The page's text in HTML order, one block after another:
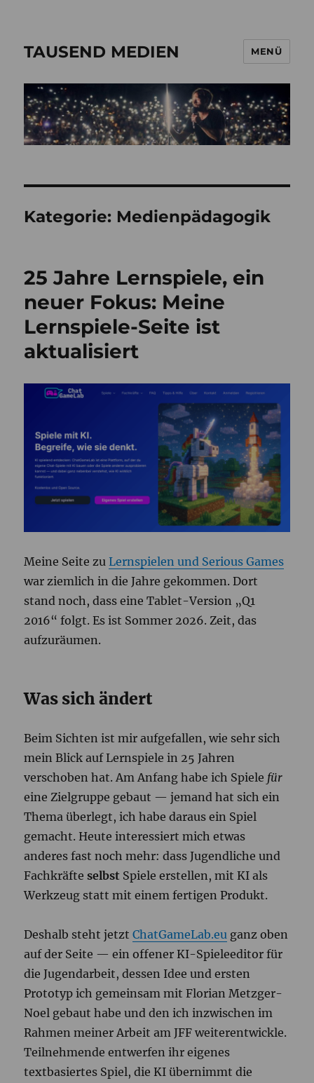
TAUSEND MEDIEN MENÜ
Kategorie: Medienpädagogik
25 Jahre Lernspiele, ein
neuer Fokus: Meine
Lernspiele-Seite ist
aktualisiert
Meine Seite zuLernspielen und Serious Games
war ziemlich in die Jahre gekommen. Dort
stand noch, dass eine Tablet-Version „Q1
2016“ folgt. Es ist Sommer 2026. Zeit, das
aufzuräumen.
Was sich ändert
Beim Sichten ist mir aufgefallen, wie sehr sich
mein Blick auf Lernspiele in 25 Jahren
verschoben hat. Am Anfang habe ich Spiele für
eine Zielgruppe gebaut — jemand hat sich ein
Thema überlegt, ich habe daraus ein Spiel
gemacht. Heute interessiert mich etwas
anderes fast noch mehr: dass Jugendliche und
Fachkräfteselbst Spiele erstellen, mit KI als
Werkzeug statt mit einem fertigen Produkt.
Deshalb steht jetztChatGameLab.eu ganz oben
auf der Seite — ein offener KI-Spieleeditor für
die Jugendarbeit, dessen Idee und ersten
Prototyp ich gemeinsam mit Florian Metzger-
Noel gebaut habe und den ich inzwischen im
Rahmen meiner Arbeit am JFF weiterentwickle.
Teilnehmende entwerfen ihr eigenes
textbasiertes Spiel, die KI übernimmt die